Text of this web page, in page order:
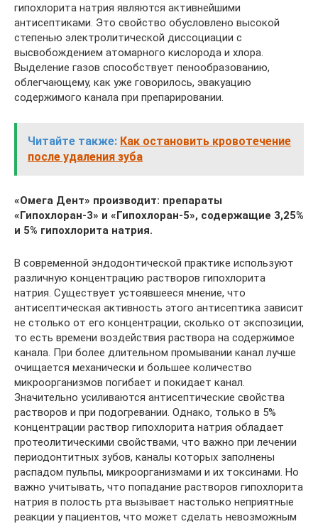
гипохлорита натрия являются активнейшими
антисептиками. Это свойство обусловлено высокой
степенью электролитической диссоциации с
высвобождением атомарного кислорода и хлора.
Выделение газов способствует пенообразованию,
облегчающему, как уже говорилось, эвакуацию
содержимого канала при препарировании.
Читайте также: Как остановить кровотечение
после удаления зуба
«Омега Дент» производит: препараты
«Гипохлоран-3» и «Гипохлоран-5», содержащие 3,25%
и 5% гипохлорита натрия.
В современной эндодонтической практике используют
различную концентрацию растворов гипохлорита
натрия. Существует устоявшееся мнение, что
антисептическая активность этого антисептика зависит
не столько от его концентрации, сколько от экспозиции,
то есть времени воздействия раствора на содержимое
канала. При более длительном промывании канал лучше
очищается механически и большее количество
микроорганизмов погибает и покидает канал.
Значительно усиливаются антисептические свойства
растворов и при подогревании. Однако, только в 5%
концентрации раствор гипохлорита натрия обладает
протеолитическими свойствами, что важно при лечении
периодонтитных зубов, каналы которых заполнены
распадом пульпы, микроорганизмами и их токсинами. Но
важно учитывать, что попадание растворов гипохлорита
натрия в полость рта вызывает настолько неприятные
реакции у пациентов, что может сделать невозможным